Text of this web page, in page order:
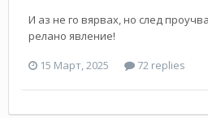
И аз не го вярвах, но след
релано явление!
15 Март, 2025
72 replies